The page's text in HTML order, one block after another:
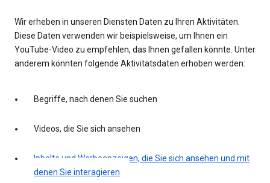
Wir erheben in unseren Diensten Daten zu Ihren Aktivitäten.
Diese Daten verwenden wir beispielsweise, um Ihnen ein
YouTube-Video zu empfehlen, das Ihnen gefallen könnte. Unter
anderem könnten folgende Aktivitätsdaten erhoben werden:
Begriffe, nach denen Sie suchen
Videos, die Sie sich ansehen
Inhalte und Werbeanzeigen, die Sie sich ansehen und mit
denen Sie interagieren